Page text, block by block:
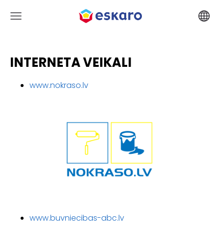
INTERNETA VEIKALI
www.nokraso.lv
www.buvniecibas-abc.lv